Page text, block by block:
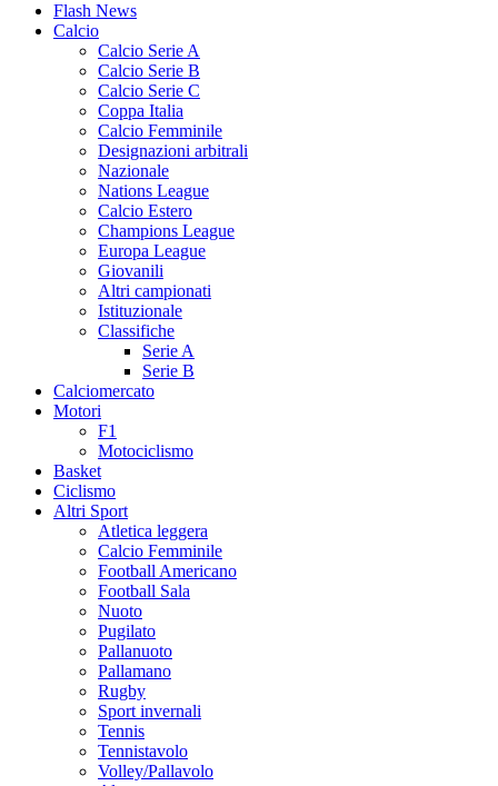
Flash News
Calcio
Calcio Serie A
Calcio Serie B
Calcio Serie C
Coppa Italia
Calcio Femminile
Designazioni arbitrali
Nazionale
Nations League
Calcio Estero
Champions League
Europa League
Giovanili
Altri campionati
Istituzionale
Classifiche
Serie A
Serie B
Calciomercato
Motori
F1
Motociclismo
Basket
Ciclismo
Altri Sport
Atletica leggera
Calcio Femminile
Football Americano
Football Sala
Nuoto
Pugilato
Pallanuoto
Pallamano
Rugby
Sport invernali
Tennis
Tennistavolo
Volley/Pallavolo